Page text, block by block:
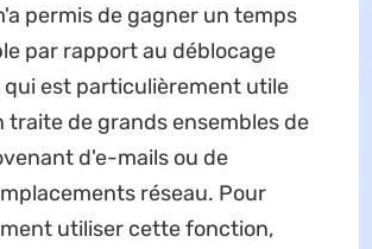
permis de gagner un temps
par rapport au déblocage
qui est particulièrement utile
traite de grands ensembles de
d'e-mails ou de
réseau. Pour
utiliser cette fonction,